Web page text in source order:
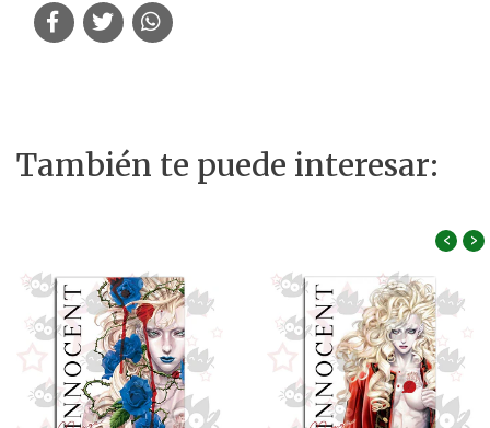
También te puede interesar:
‹ ›